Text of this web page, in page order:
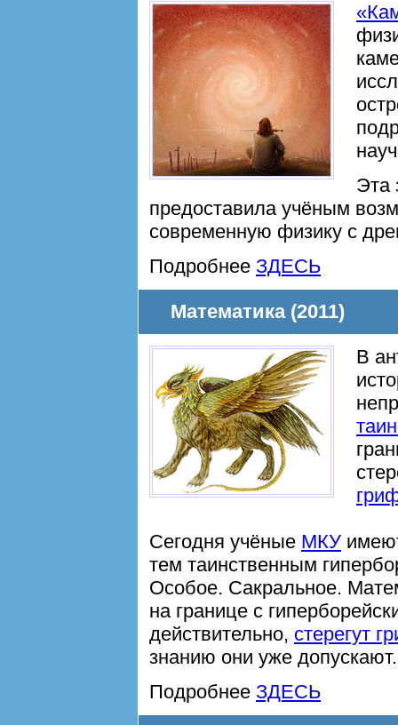
Эта
предоставила учёным
современную физику с
Подробнее ЗДЕСЬ
Математика (2011)
В
Сегодня учёные МКУ
тем таинственным
Особое. Сакральное.
на границе с
действительно, стерегут
знанию они уже допускают.
Подробнее ЗДЕСЬ